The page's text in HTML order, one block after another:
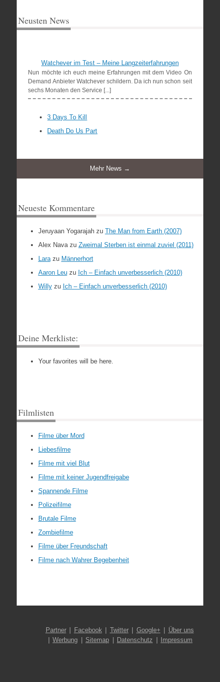
Neusten News
Watchever im Test – Meine Langzeiterfahrungen
Nun möchte ich euch meine Erfahrungen mit dem Video On
Demand Anbieter Watchever schildern. Da ich nun schon seit
sechs Monaten den Service [...]
3 Days To Kill
Death Do Us Part
Mehr News →
Neueste Kommentare
Jeruyaan Yogarajahzu The Man from Earth (2007)
Alex Navazu Zweimal Sterben ist einmal zuviel (2011)
Larazu Männerhort
Aaron Leuzu Ich – Einfach unverbesserlich (2010)
Willyzu Ich – Einfach unverbesserlich (2010)
Deine Merkliste:
Your favorites will be here.
Filmlisten
Filme über Mord
Liebesfilme
Filme mit viel Blut
Filme mit keiner Jugendfreigabe
Spannende Filme
Polizeifilme
Brutale Filme
Zombiefilme
Filme über Freundschaft
Filme nach Wahrer Begebenheit
Partner Facebook Twitter Google+
Über uns
Werbung
Sitemap Datenschutz Impressum